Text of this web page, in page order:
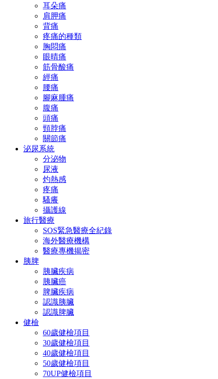
耳朵痛
肩胛痛
背痛
疼痛的種類
胸悶痛
眼晴痛
筋骨酸痛
經痛
腰痛
腳麻腫痛
腹痛
頭痛
頸脖痛
關節痛
泌尿系統
分泌物
尿液
灼熱感
疼痛
騷癢
攝護線
旅行醫療
SOS緊急醫療全紀錄
海外醫療機構
醫療專機揭密
胰脾
胰臟疾病
胰臟癌
脾臟疾病
認識胰臟
認識脾臟
健檢
60歲健檢項目
30歲健檢項目
40歲健檢項目
50歲健檢項目
70UP健檢項目